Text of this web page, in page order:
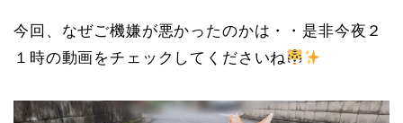
今回、なぜご機嫌が悪かったのかは・・是非今夜２
１時の動画をチェックしてくださいね